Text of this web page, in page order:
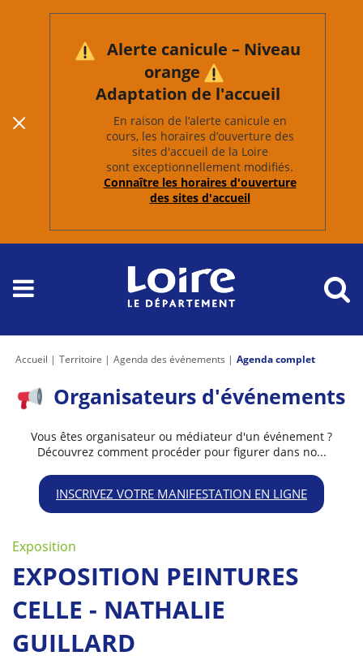
Alerte canicule – Niveau
orange
Adaptation de l'accueil
En raison de l’alerte canicule en
cours, les horaires d’ouverture des
sites d'accueil de la Loire
sont exceptionnellement modifiés.
Connaître les horaires d'ouverture
des sites d'accueil
Accueil Territoire Agenda des événements Agenda complet
Organisateurs d'événements
Vous êtes organisateur ou médiateur d'un événement ?
Découvrez comment procéder pour figurer dans no...
INSCRIVEZ VOTRE MANIFESTATION EN LIGNE
Exposition
EXPOSITION PEINTURES
CELLE - NATHALIE
GUILLARD